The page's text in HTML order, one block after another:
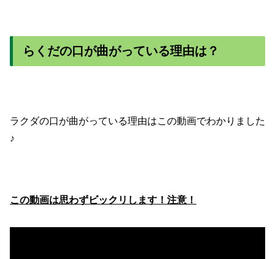
らくだの口が曲がっている理由は？
ラクダの口が曲がっている理由はこの動画でわかりました
♪
この動画は思わずビックリします！注意！